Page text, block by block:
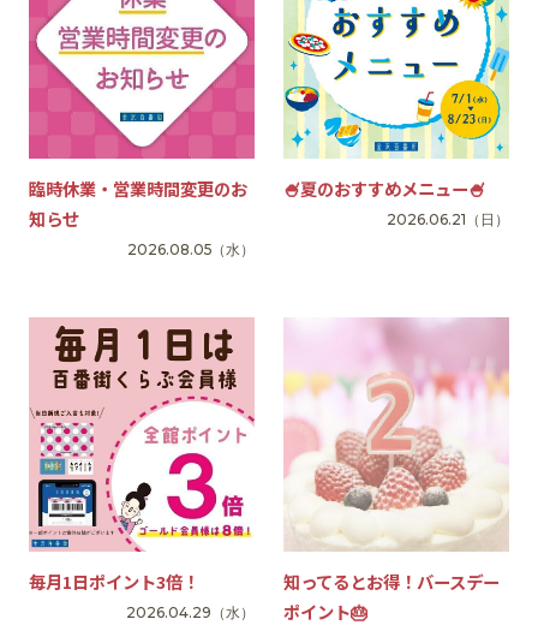
施設からのお知らせ
スタッフ募集
百番街くらぶ
SNS
臨時休業・営業時間変更のお
知らせ
2026.08.05 （水）
🍧夏のおすすめメニュー🍧
2026.06.21 （日）
毎月1日ポイント3倍！
2026.04.29 （水）
知ってるとお得！バースデー
ポイント🎂